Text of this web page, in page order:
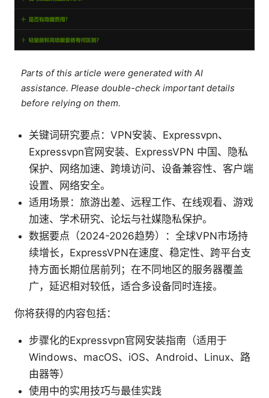
Parts of this article were generated with AI
assistance. Please double-check important details
before relying on them.
关键词研究要点：VPN安装、Expressvpn、
Expressvpn官网安装、ExpressVPN 中国、隐私
保护、网络加速、跨境访问、设备兼容性、客户端
设置、网络安全。
适用场景：旅游出差、远程工作、在线观看、游戏
加速、学术研究、论坛与社媒隐私保护。
数据要点（2024-2026趋势）：全球VPN市场持
续增长，ExpressVPN在速度、稳定性、跨平台支
持方面长期位居前列；在不同地区的服务器覆盖
广，延迟相对较低，适合多设备同时连接。
你将获得的内容包括：
步骤化的Expressvpn官网安装指南（适用于
Windows、macOS、iOS、Android、Linux、路
由器等）
使用中的实用技巧与最佳实践